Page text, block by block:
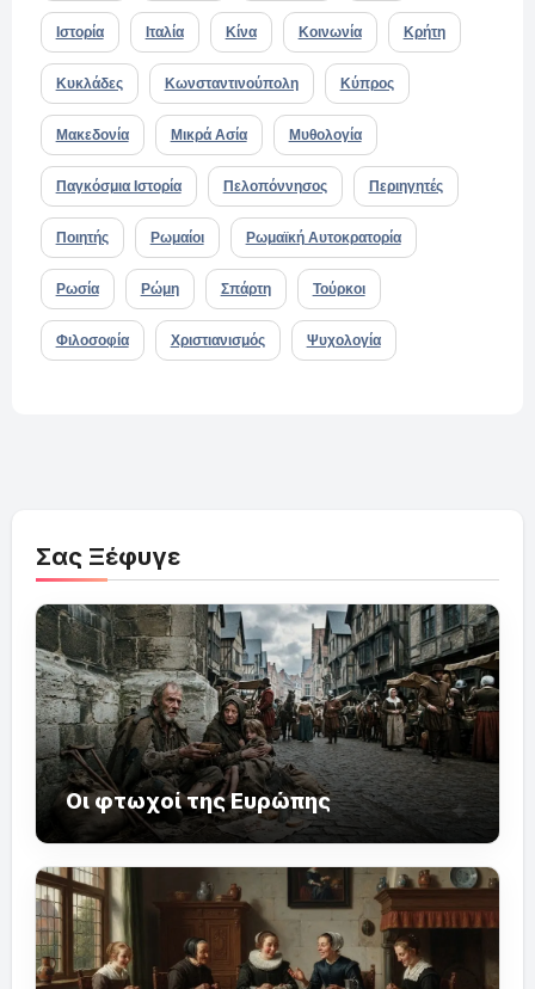
Ιστορία Ιταλία Κίνα Κοινωνία Κρήτη
Κυκλάδες Κωνσταντινούπολη Κύπρος
Μακεδονία Μικρά Ασία Μυθολογία
Παγκόσμια Ιστορία Πελοπόννησος Περιηγητές
Ποιητής Ρωμαίοι Ρωμαϊκή Αυτοκρατορία
Ρωσία Ρώμη Σπάρτη Τούρκοι
Φιλοσοφία Χριστιανισμός Ψυχολογία
Σας Ξέφυγε
Οι φτωχοί της Ευρώπης